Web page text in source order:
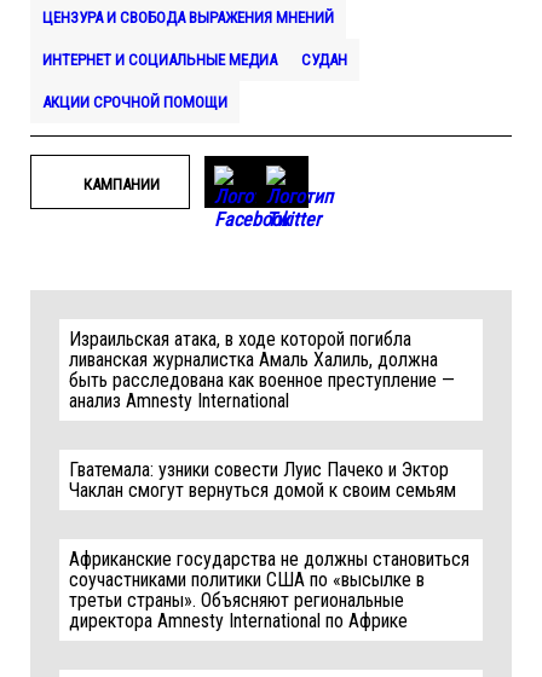
ЦЕНЗУРА И СВОБОДА ВЫРАЖЕНИЯ МНЕНИЙ
ИНТЕРНЕТ И СОЦИАЛЬНЫЕ МЕДИА СУДАН
АКЦИИ СРОЧНОЙ ПОМОЩИ
КАМПАНИИ
Израильская атака, в ходе которой погибла
ливанская журналистка Амаль Халиль, должна
быть расследована как военное преступление —
анализ Amnesty International
Гватемала: узники совести Луис Пачеко и Эктор
Чаклан смогут вернуться домой к своим семьям
Африканские государства не должны становиться
соучастниками политики США по «высылке в
третьи страны». Объясняют региональные
директора Amnesty International по Африке